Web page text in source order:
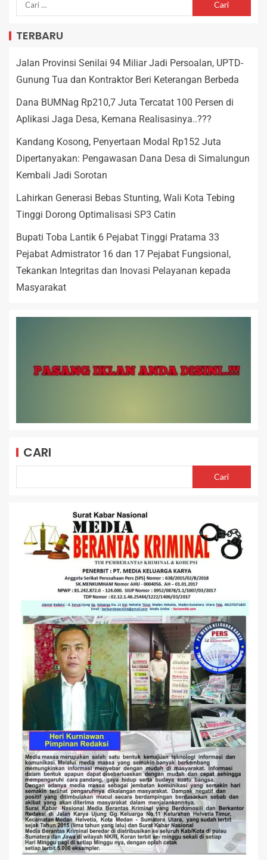
TERBARU
Jalan Provinsi Senilai 94 Miliar Jadi Persoalan, UPTD-
Gunung Tua dan Kontraktor Beri Keterangan Berbeda
Dana BUMNag Rp210,7 Juta Tercatat 100 Persen di
Aplikasi Jaga Desa, Kemana Realisasinya..???
Kandang Kosong, Penyertaan Modal Rp152 Juta
Dipertanyakan: Pengawasan Dana Desa di Simalungun
Kembali Jadi Sorotan
Lahirkan Generasi Bebas Stunting, Wali Kota Tebing
Tinggi Dorong Optimalisasi SP3 Catin
Bupati Toba Lantik 6 Pejabat Tinggi Pratama 33
Pejabat Admistrator 16 dan 17 Pejabat Fungsional,
Tekankan Integritas dan Inovasi Pelayanan kepada
Masyarakat
CARI
Cari